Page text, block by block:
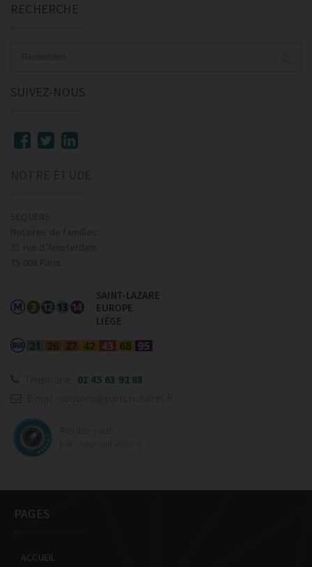
RECHERCHE
SUIVEZ-NOUS
01 45 63 92 68
PAGES
ACCUEIL